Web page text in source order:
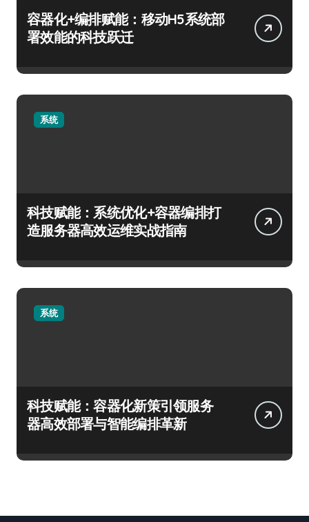
容器化+编排赋能：移动H5系统部
署效能的科技跃迁
系统
科技赋能：系统优化+容器编排打
造服务器高效运维实战指南
系统
科技赋能：容器化新策引领服务
器高效部署与智能编排革新